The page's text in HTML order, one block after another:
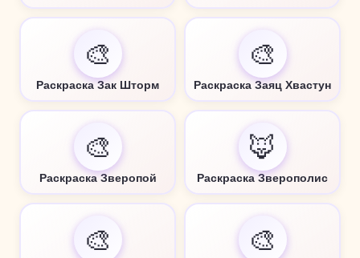
🎨
Раскраска Зак Шторм
🎨
Раскраска Заяц Хвастун
🎨
Раскраска Зверопой
🦊
Раскраска Зверополис
🎨 🎨